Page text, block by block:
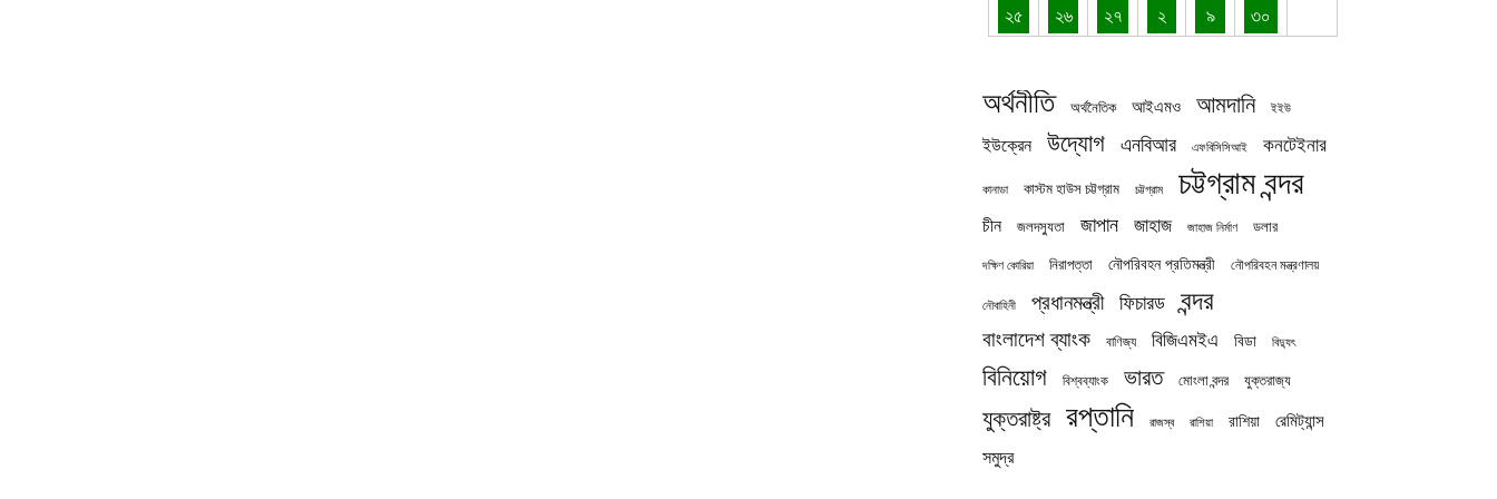
২৫ ২৬ ২৭ ২ ৯ ৩০
অর্থনীতি অর্থনৈতিক আইএমও আমদানি ইইউ
ইউক্রেন উদ্যোগ এনবিআর এফবিসিসিআই কনটেইনার
কানাডা কাস্টম হাউস চট্টগ্রাম চট্টগ্রাম চট্টগ্রাম বন্দর
চীন জলদস্যুতা জাপান জাহাজ জাহাজ নির্মাণ ডলার
দক্ষিণ কোরিয়া নিরাপত্তা নৌপরিবহন প্রতিমন্ত্রী নৌপরিবহন মন্ত্রণালয়
নৌবাহিনী প্রধানমন্ত্রী ফিচারড বন্দর
বাংলাদেশ ব্যাংক বাণিজ্য বিজিএমইএ বিডা বিদ্যুৎ
বিনিয়োগ বিশ্বব্যাংক ভারত মোংলা বন্দর যুক্তরাজ্য
যুক্তরাষ্ট্র রপ্তানি রাজস্ব রাশিয়া রাশিয়া রেমিট্যান্স
সমুদ্র